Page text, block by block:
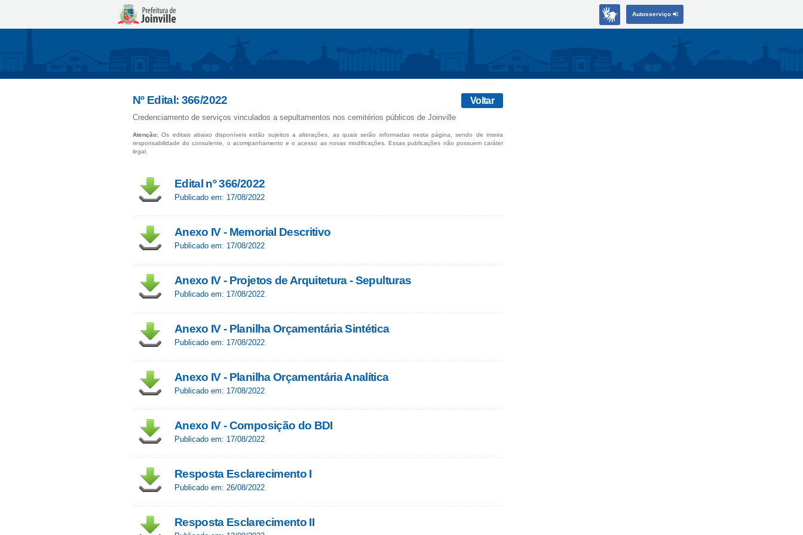
Autosserviço
Nº Edital: 366/2022 Voltar
Credenciamento de serviços vinculados a sepultamentos nos cemitérios públicos de Joinville
Atenção: Os editais abaixo disponíveis estão sujeitos a alterações, as quais serão informadas nesta página, sendo de inteira
responsabilidade do consulente, o acompanhamento e o acesso as novas modificações. Essas publicações não possuem caráter
legal.
Edital nº 366/2022
Publicado em: 17/08/2022
Anexo IV - Memorial Descritivo
Publicado em: 17/08/2022
Anexo IV - Projetos de Arquitetura - Sepulturas
Publicado em: 17/08/2022
Anexo IV - Planilha Orçamentária Sintética
Publicado em: 17/08/2022
Anexo IV - Planilha Orçamentária Analítica
Publicado em: 17/08/2022
Anexo IV - Composição do BDI
Publicado em: 17/08/2022
Resposta Esclarecimento I
Publicado em: 26/08/2022
Resposta Esclarecimento II